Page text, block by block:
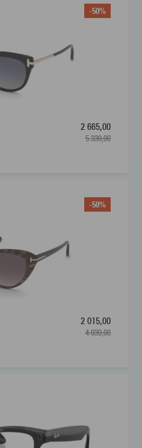
-50%
2 665,00
5 330,00
-50%
2 015,00
4 030,00